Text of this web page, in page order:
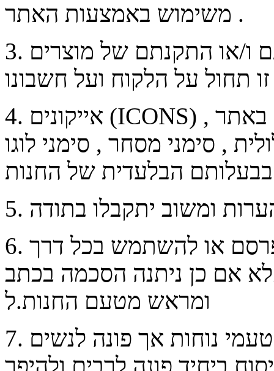
משימוש באמצעות האתר .
3. החנות לא תהא אחראית להרכבתם ו/או התקנתם של מוצרים
4 . אייקונים (ICONS) כל מידע ו/או תצוגה המופיעים באתר ,
, סימני מסחר , סימני לוגו
6. אין להעתיק , לשכפל, להפיץ , לפרסם או להשתמש בכל דרך
אם כן ניתנה הסכמה בכתב
ומראש מטעם החנות.ל
7. ניסוח התקנון כתוב בלשון זכר מטעמי נוחות אך פונה לנשים